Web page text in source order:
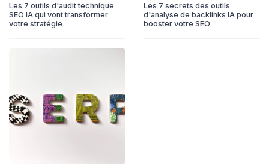
Les 7 outils d'audit technique
SEO IA qui vont transformer
votre stratégie
Les 7 secrets des outils
d'analyse de backlinks IA pour
booster votre SEO